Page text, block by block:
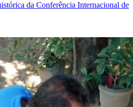
da Conferência Internacional de